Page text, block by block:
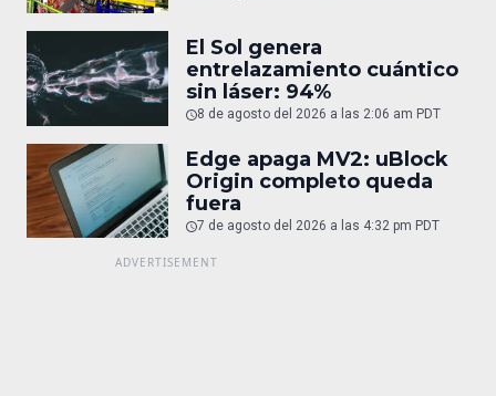
El Sol genera
entrelazamiento cuántico
sin láser: 94%
8 de agosto del 2026 a las 2:06 am PDT
Edge apaga MV2: uBlock
Origin completo queda
fuera
7 de agosto del 2026 a las 4:32 pm PDT